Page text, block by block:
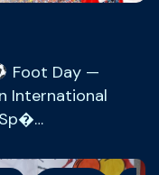
Foot Day —
International